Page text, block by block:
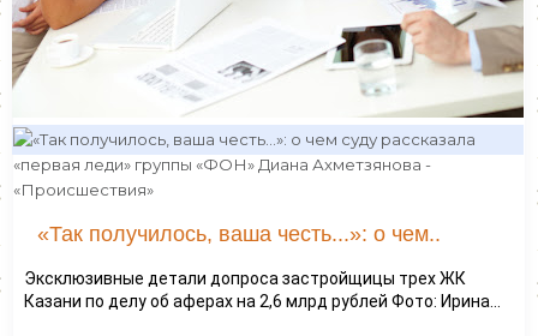
«Так получилось, ваша честь...»: о чем..
Эксклюзивные детали допроса застройщицы трех ЖК
Казани по делу об аферах на 2,6 млрд рублей Фото: Ирина...